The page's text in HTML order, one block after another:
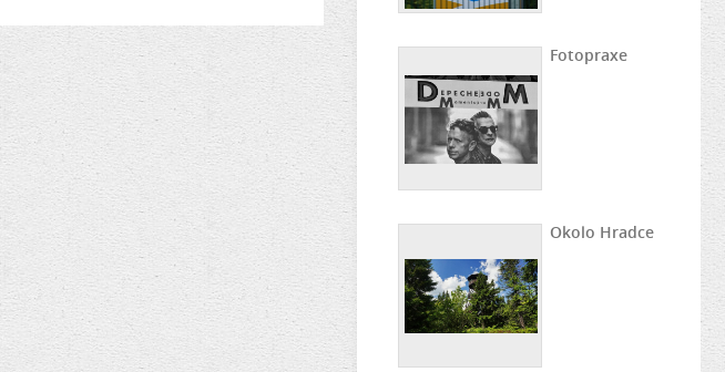
Fotopraxe
Okolo Hradce